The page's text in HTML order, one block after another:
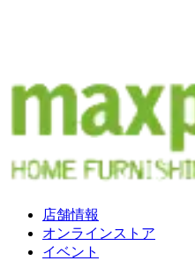
店舗情報
オンラインストア
イベント